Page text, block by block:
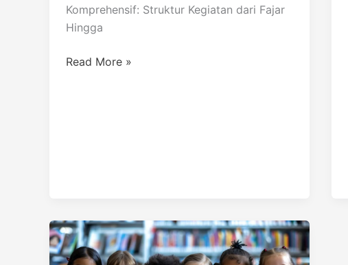
Komprehensif: Struktur Kegiatan dari Fajar
Hingga
Read More »
Arti
Penting